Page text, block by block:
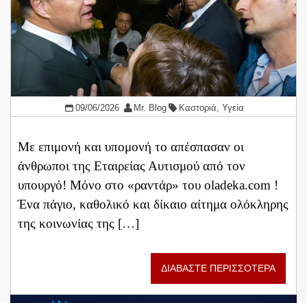
09/06/2026 Mr. Blog Καστοριά,Υγεία
Με επιμονή και υπομονή το απέσπασαν οι
άνθρωποι της Εταιρείας Αυτισμού από τον
υπουργό! Μόνο στο «ραντάρ» του oladeka.com !
Ένα πάγιο, καθολικό και δίκαιο αίτημα ολόκληρης
της κοινωνίας της […]
ΔΙΑΒΑΣΤΕ ΠΕΡΙΣΣΟΤΕΡΑ